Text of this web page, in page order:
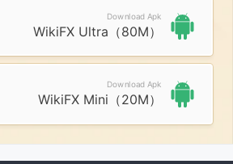
Download Apk
WikiFX Ultra（80M）
Download Apk
WikiFX Mini（20M）